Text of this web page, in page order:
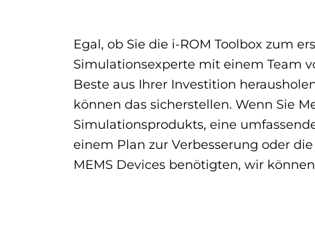
Egal, ob Sie die i-ROM Toolbox zum
Simulationsexperte mit einem Team
Beste aus Ihrer Investition
können das sicherstellen. Wenn Sie
Simulationsprodukts, eine
einem Plan zur Verbesserung oder
MEMS Devices benötigten, wir